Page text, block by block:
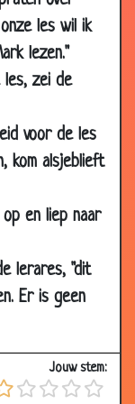
les wil ik
lezen."
les, zei de
voor de les
kom alsjeblieft
en liep naar
lerares, "dit
Er is geen
Jouw stem:
3.26
3.01
3.41
3.64
3.07
3.34